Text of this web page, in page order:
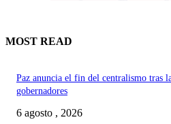
MOST READ
Paz anuncia el fin del centralismo tras
gobernadores
6 agosto , 2026